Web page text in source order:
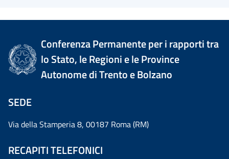
Conferenza Permanente per i rapporti tra
lo Stato, le Regioni e le Province
Autonome di Trento e Bolzano
SEDE
Via della Stamperia 8, 00187 Roma (RM)
RECAPITI TELEFONICI